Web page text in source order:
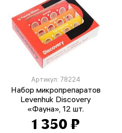
Артикул: 78224
Набор микропрепаратов
Levenhuk Discovery
«Фауна», 12 шт.
1 350 ₽